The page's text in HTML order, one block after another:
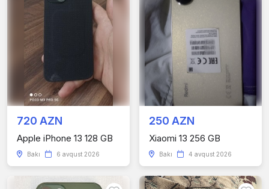
720 AZN
Apple iPhone 13 128 GB
Bakı 6 avqust 2026
250 AZN
Xiaomi 13 256 GB
Bakı 4 avqust 2026